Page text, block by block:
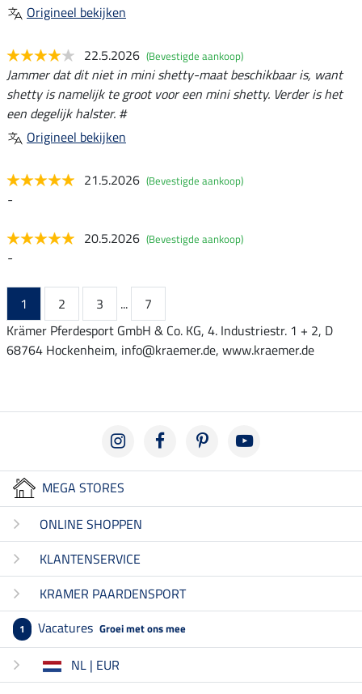
Origineel bekijken
22.5.2026 (Bevestigde aankoop)
Jammer dat dit niet in mini shetty-maat beschikbaar is, want
shetty is namelijk te groot voor een mini shetty. Verder is het
een degelijk halster. #
Origineel bekijken
21.5.2026 (Bevestigde aankoop)
-
20.5.2026 (Bevestigde aankoop)
-
1 2 3 ...
7
Krämer Pferdesport GmbH & Co. KG, 4. Industriestr. 1 + 2, D
68764 Hockenheim, info@kraemer.de, www.kraemer.de
MEGA STORES
ONLINE SHOPPEN
KLANTENSERVICE
KRAMER PAARDENSPORT
1 Vacatures Groei met ons mee
NL | EUR